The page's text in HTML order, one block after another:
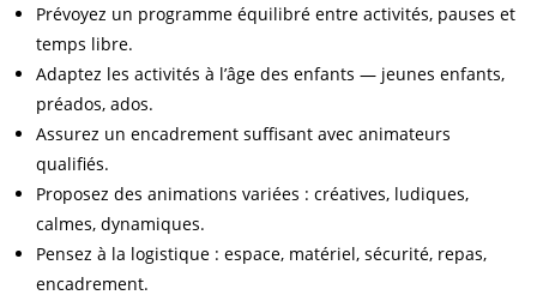
Prévoyez un programme équilibré entre activités, pauses et
temps libre.
Adaptez les activités à l’âge des enfants — jeunes enfants,
préados, ados.
Assurez un encadrement suffisant avec animateurs
qualifiés.
Proposez des animations variées : créatives, ludiques,
calmes, dynamiques.
Pensez à la logistique : espace, matériel, sécurité, repas,
encadrement.